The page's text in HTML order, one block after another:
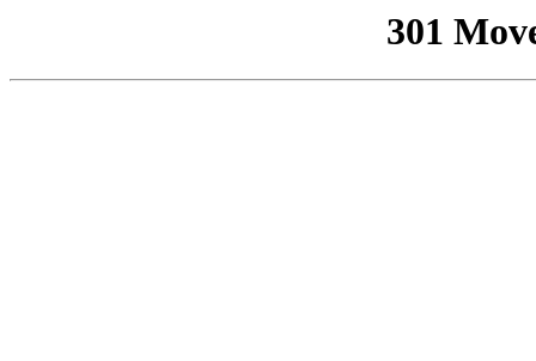
301